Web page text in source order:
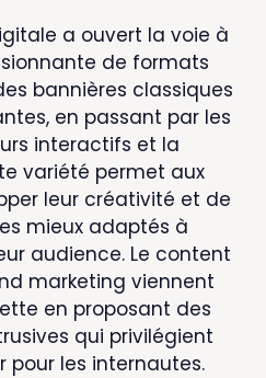
a ouvert la voie à
de formats
bannières classiques
en passant par les
interactifs et la
variété permet aux
leur créativité et de
mieux adaptés à
audience. Le content
marketing viennent
en proposant des
qui privilégient
pour les internautes.